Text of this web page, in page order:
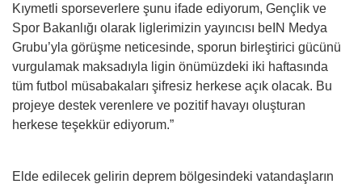
Kıymetli sporseverlere şunu ifade ediyorum, Gençlik ve
Spor Bakanlığı olarak liglerimizin yayıncısı beIN Medya
Grubu’yla görüşme neticesinde, sporun birleştirici gücünü
vurgulamak maksadıyla ligin önümüzdeki iki haftasında
tüm futbol müsabakaları şifresiz herkese açık olacak. Bu
projeye destek verenlere ve pozitif havayı oluşturan
herkese teşekkür ediyorum.”
Elde edilecek gelirin deprem bölgesindeki vatandaşların